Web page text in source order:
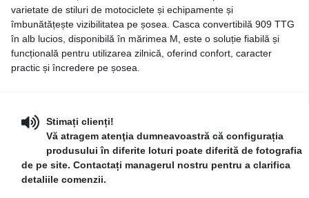
varietate de stiluri de motociclete și echipamente și
îmbunătățește vizibilitatea pe șosea. Casca convertibilă 909 TTG
în alb lucios, disponibilă în mărimea M, este o soluție fiabilă și
funcțională pentru utilizarea zilnică, oferind confort, caracter
practic și încredere pe șosea.
Stimați clienți!
Vă atragem atenţia dumneavoastră că configurația
produsului în diferite loturi poate diferită de fotografia
de pe site. Contactați managerul nostru pentru a clarifica
detaliile comenzii.